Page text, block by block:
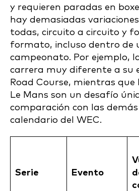
y requieren paradas en
hay demasiadas
todas, circuito a circuito y
formato, incluso dentro de
campeonato. Por ejemplo,
carrera muy diferente a su
Road Course, mientras que
Le Mans son un desafío
comparación con las demás
calendario del WEC.
Serie Evento